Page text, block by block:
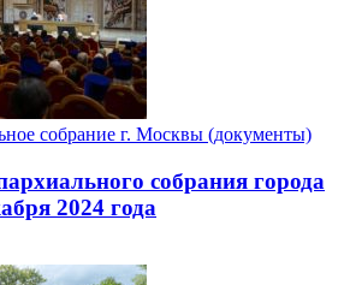
собрание г. Москвы (документы)
собрания города
2024 года